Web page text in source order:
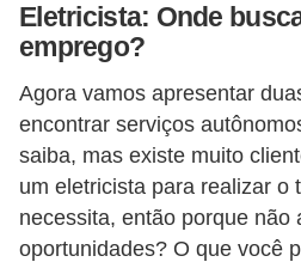
Eletricista: Onde
emprego?
Agora vamos apresentar
encontrar serviços
saiba, mas existe muito
um eletricista para realizar o
necessita, então porque não
oportunidades? O que você
F
e
r
r
m
e